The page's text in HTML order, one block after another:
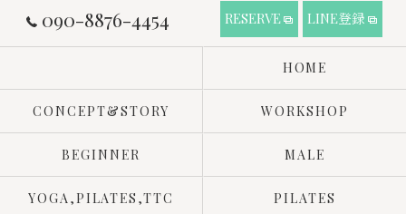
090-8876-4454 RESERVE LINE登録
HOME
CONCEPT&STORY WORKSHOP
BEGINNER MALE
YOGA,PILATES,TTC PILATES